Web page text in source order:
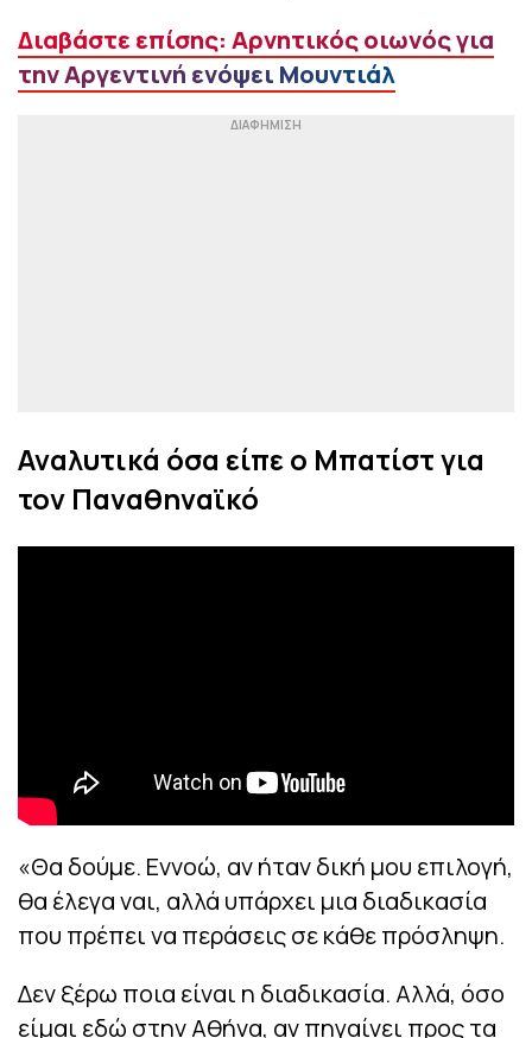
Διαβάστε επίσης: Αρνητικός οιωνός για
την Αργεντινή ενόψει Μουντιάλ
Αναλυτικά όσα είπε ο Μπατίστ για
τον Παναθηναϊκό
«Θα δούμε. Εννοώ, αν ήταν δική μου επιλογή,
θα έλεγα ναι, αλλά υπάρχει μια διαδικασία
που πρέπει να περάσεις σε κάθε πρόσληψη.
Δεν ξέρω ποια είναι η διαδικασία. Αλλά, όσο
είμαι εδώ στην Αθήνα, αν πηγαίνει προς τα